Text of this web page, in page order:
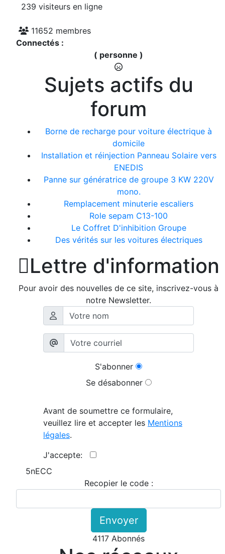
239 visiteurs en ligne
11652 membres
Connectés :
( personne )
Sujets actifs du
forum
Borne de recharge pour voiture électrique à
domicile
Installation et réinjection Panneau Solaire vers
ENEDIS
Panne sur génératrice de groupe 3 KW 220V
mono.
Remplacement minuterie escaliers
Role sepam C13-100
Le Coffret D'inhibition Groupe
Des vérités sur les voitures électriques
Lettre d'information
Pour avoir des nouvelles de ce site, inscrivez-vous à
notre Newsletter.
S'abonner
Se désabonner
Avant de soumettre ce formulaire,
veuillez lire et accepter les Mentions
légales.
J'accepte:
5nECC
Recopier le code :
Envoyer
4117 Abonnés